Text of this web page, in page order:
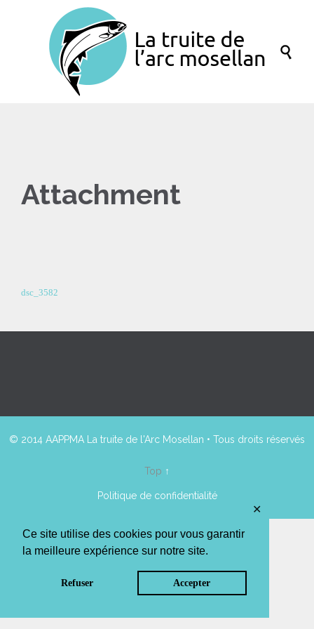
Ce site utilise des cookies pour vous garantir
la meilleure expérience sur notre site.
Refuser Accepter
✕

Attachment
dsc_3582
© 2014 AAPPMA La truite de l'Arc Mosellan • Tous droits réservés
Top ↑
Politique de confidentialité